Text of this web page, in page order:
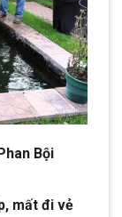
Bội
mất đi vẻ